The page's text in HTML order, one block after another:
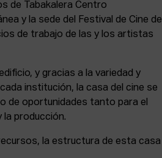
de Tabakalera Centro
y la sede del Festival de Cine de
de trabajo de las y los artistas
y gracias a la variedad y
institución, la casa del cine se
de oportunidades tanto para el
la producción.
la estructura de esta casa